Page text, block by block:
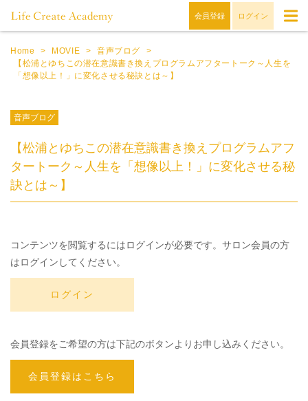
会員登録 ログイン
Home > MOVIE > 音声ブログ
>
【松浦とゆちこの潜在意識書き換えプログラムアフタートーク～人生を
「想像以上！」に変化させる秘訣とは～】
音声ブログ
【松浦とゆちこの潜在意識書き換えプログラムアフ
タートーク～人生を「想像以上！」に変化させる秘
訣とは～】
コンテンツを閲覧するにはログインが必要です。サロン会員の方
はログインしてください。
ログイン
会員登録をご希望の方は下記のボタンよりお申し込みください。
会員登録はこちら